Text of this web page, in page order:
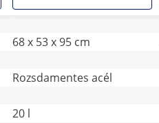
68 x 53 x 95 cm
Rozsdamentes acél
20 l